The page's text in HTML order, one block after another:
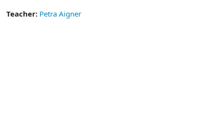
Teacher: Petra Aigner